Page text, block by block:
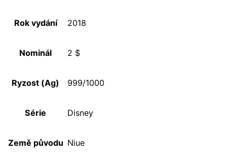
Rok vydání 2018
Nominál 2 $
Ryzost (Ag) 999/1000
Série Disney
Země původu Niue